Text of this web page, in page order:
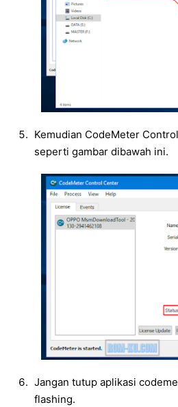
Kemudian CodeMeter
seperti gambar dibawah ini.
Jangan tutup aplikasi
flashing.